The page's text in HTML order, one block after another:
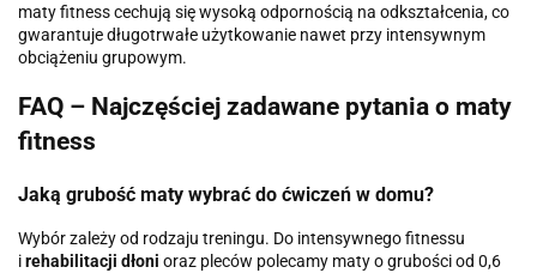
maty fitness cechują się wysoką odpornością na odkształcenia, co
gwarantuje długotrwałe użytkowanie nawet przy intensywnym
obciążeniu grupowym.
FAQ – Najczęściej zadawane pytania o maty
fitness
Jaką grubość maty wybrać do ćwiczeń w domu?
Wybór zależy od rodzaju treningu. Do intensywnego fitnessu
irehabilitacji dłoni oraz pleców polecamy maty o grubości od 0,6